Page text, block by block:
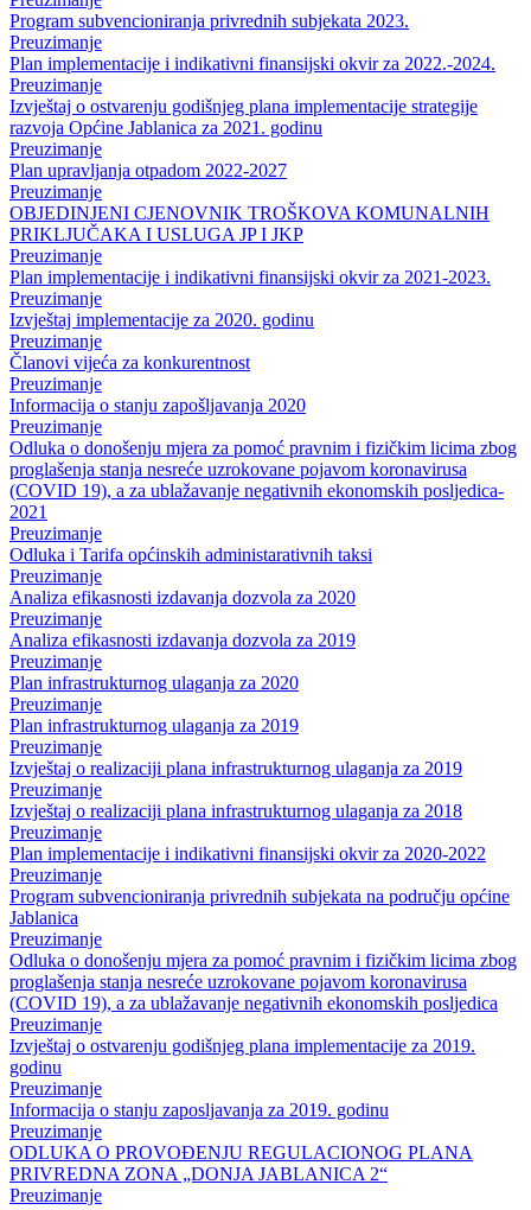
Program subvencioniranja privrednih subjekata 2023.
Preuzimanje
Plan implementacije i indikativni finansijski okvir za 2022.-2024.
Preuzimanje
Izvještaj o ostvarenju godišnjeg plana implementacije strategije
razvoja Općine Jablanica za 2021. godinu
Preuzimanje
Plan upravljanja otpadom 2022-2027
Preuzimanje
OBJEDINJENI CJENOVNIK TROŠKOVA KOMUNALNIH
PRIKLJUČAKA I USLUGA JP I JKP
Preuzimanje
Plan implementacije i indikativni finansijski okvir za 2021-2023.
Preuzimanje
Izvještaj implementacije za 2020. godinu
Preuzimanje
Članovi vijeća za konkurentnost
Preuzimanje
Informacija o stanju zapošljavanja 2020
Preuzimanje
Odluka o donošenju mjera za pomoć pravnim i fizičkim licima zbog
proglašenja stanja nesreće uzrokovane pojavom koronavirusa
(COVID 19), a za ublažavanje negativnih ekonomskih posljedica-
2021
Preuzimanje
Odluka i Tarifa općinskih administarativnih taksi
Preuzimanje
Analiza efikasnosti izdavanja dozvola za 2020
Preuzimanje
Analiza efikasnosti izdavanja dozvola za 2019
Preuzimanje
Plan infrastrukturnog ulaganja za 2020
Preuzimanje
Plan infrastrukturnog ulaganja za 2019
Preuzimanje
Izvještaj o realizaciji plana infrastrukturnog ulaganja za 2019
Preuzimanje
Izvještaj o realizaciji plana infrastrukturnog ulaganja za 2018
Preuzimanje
Plan implementacije i indikativni finansijski okvir za 2020-2022
Preuzimanje
Program subvencioniranja privrednih subjekata na području općine
Jablanica
Preuzimanje
Odluka o donošenju mjera za pomoć pravnim i fizičkim licima zbog
proglašenja stanja nesreće uzrokovane pojavom koronavirusa
(COVID 19), a za ublažavanje negativnih ekonomskih posljedica
Preuzimanje
Izvještaj o ostvarenju godišnjeg plana implementacije za 2019.
godinu
Preuzimanje
Informacija o stanju zaposljavanja za 2019. godinu
Preuzimanje
ODLUKA O PROVOĐENJU REGULACIONOG PLANA
PRIVREDNA ZONA „DONJA JABLANICA 2“
Preuzimanje